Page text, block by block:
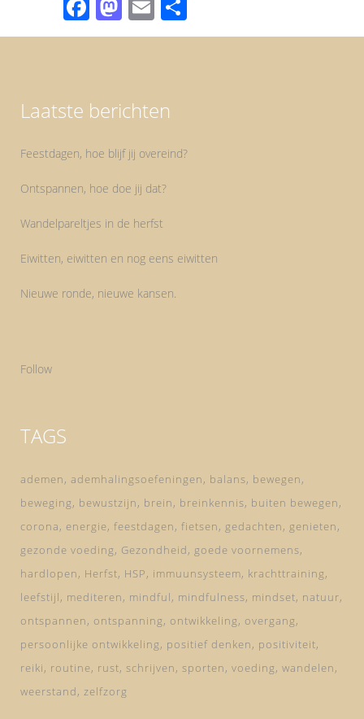
Laatste berichten
Feestdagen, hoe blijf jij overeind?
Ontspannen, hoe doe jij dat?
Wandelpareltjes in de herfst
Eiwitten, eiwitten en nog eens eiwitten
Nieuwe ronde, nieuwe kansen.
Follow
TAGS
ademen ademhalingsoefeningen balans bewegen
beweging
bewustzijn brein breinkennis buiten bewegen
corona
energie feestdagen fietsen gedachten
genieten
gezonde voeding
Gezondheid
goede voornemens
hardlopen
Herfst HSP immuunsysteem krachttraining
leefstijl
mediteren mindful mindfulness mindset natuur
ontspannen
ontspanning ontwikkeling
overgang
persoonlijke ontwikkeling
positief denken
positiviteit
reiki
routine rust schrijven sporten voeding wandelen
weerstand zelfzorg